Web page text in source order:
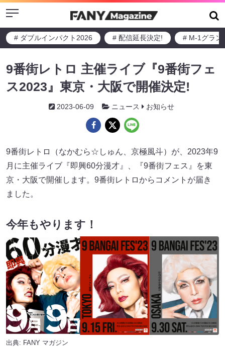
Menu
# ダブルインパクト2026 # 配信延長決定! # M-1グラン
9番街レトロ 主催ライブ『9番街フェ
ス2023』東京・大阪で開催決定!
2023-06-09 ニュース お知らせ
9番街レトロ（なかむら☆しゅん、京極風斗）が、2023年9
月に主催ライブ『即興60分漫才』、『9番街フェス』を東
京・大阪で開催します。9番街レトロからコメントが届き
ました。
今年もやります！
出典: FANY マガジン